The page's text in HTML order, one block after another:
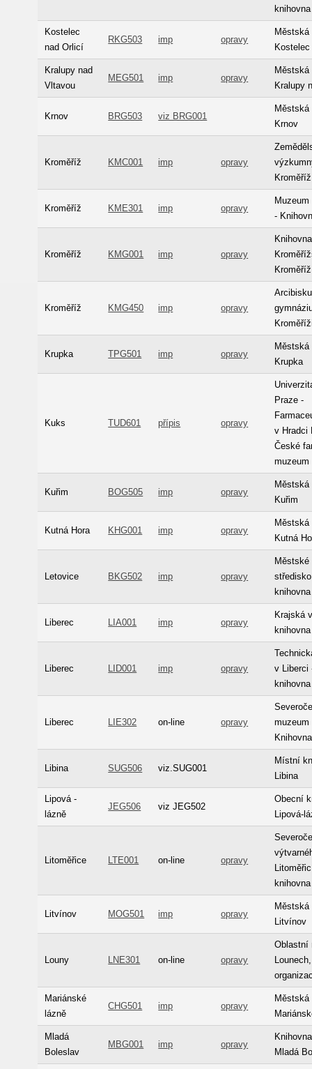
knihovna
Kostelec
nad Orlicí
RKG503 imp opravy
Městská
Kralupy nad
Vltavou
MEG501 imp opravy
Městská
Kralupy
Krnov BRG503 viz BRG001
Městská
Krnov
Kroměříž KMC001 imp opravy
Kroměříž
Kroměříž KME301 imp opravy
-
Kroměříž KMG001 imp opravy
Knihovna
Kroměříž
Kroměříž KMG450 imp opravy
Krupka TPG501 imp opravy
Městská
Krupka
Kuks TUD601 přípis opravy
Praze -
v Hradci
České
muzeum
Kuřim BOG505 imp opravy
Městská
Kuřim
Kutná Hora KHG001 imp opravy
Městská
Kutná
Letovice BKG502 imp opravy
knihovna
Liberec LIA001 imp opravy
Krajská
Liberec LID001 imp opravy
v Liberci
knihovna
Liberec LIE302 on-line opravy
muzeum
Knihovna
Libina SUG506 viz.SUG001
Místní
Libina
Lipová -
lázně
JEG506 viz JEG502
Obecní
Lipová-
Litoměřice LTE001 on-line opravy
knihovna
Litvínov MOG501 imp opravy
Městská
Litvínov
Louny LNE301 on-line opravy
Oblastní
Mariánské
lázně
CHG501 imp opravy
Městská
Mladá
Boleslav
MBG001 imp opravy
Mladá